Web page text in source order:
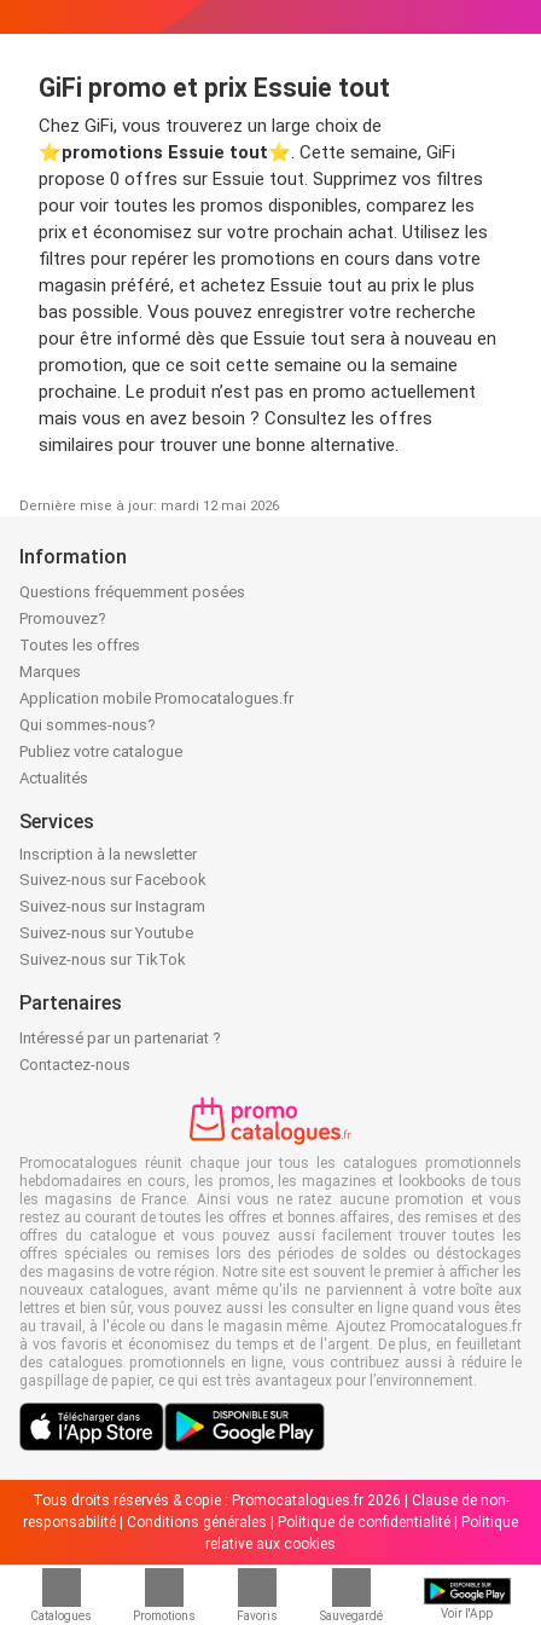
Catalogues Promotions Favoris Sauvegardé Voir l'App
GiFi promo et prix Essuie tout
Chez GiFi, vous trouverez un large choix de
⭐️promotions Essuie tout⭐️. Cette semaine, GiFi
propose 0 offres sur Essuie tout. Supprimez vos filtres
pour voir toutes les promos disponibles, comparez les
prix et économisez sur votre prochain achat. Utilisez les
filtres pour repérer les promotions en cours dans votre
magasin préféré, et achetez Essuie tout au prix le plus
bas possible. Vous pouvez enregistrer votre recherche
pour être informé dès que Essuie tout sera à nouveau en
promotion, que ce soit cette semaine ou la semaine
prochaine. Le produit n’est pas en promo actuellement
mais vous en avez besoin ? Consultez les offres
similaires pour trouver une bonne alternative.
Dernière mise à jour: mardi 12 mai 2026
Information
Questions fréquemment posées
Promouvez?
Toutes les offres
Marques
Application mobile Promocatalogues.fr
Qui sommes-nous?
Publiez votre catalogue
Actualités
Services
Inscription à la newsletter
Suivez-nous sur Facebook
Suivez-nous sur Instagram
Suivez-nous sur Youtube
Suivez-nous sur TikTok
Partenaires
Intéressé par un partenariat ?
Contactez-nous
Promocatalogues réunit chaque jour tous les catalogues promotionnels
hebdomadaires en cours, les promos, les magazines et lookbooks de tous
les magasins de France. Ainsi vous ne ratez aucune promotion et vous
restez au courant de toutes les offres et bonnes affaires, des remises et des
offres du catalogue et vous pouvez aussi facilement trouver toutes les
offres spéciales ou remises lors des périodes de soldes ou déstockages
des magasins de votre région. Notre site est souvent le premier à afficher les
nouveaux catalogues, avant même qu'ils ne parviennent à votre boîte aux
lettres et bien sûr, vous pouvez aussi les consulter en ligne quand vous êtes
au travail, à l'école ou dans le magasin même. Ajoutez Promocatalogues.fr
à vos favoris et économisez du temps et de l'argent. De plus, en feuilletant
des catalogues promotionnels en ligne, vous contribuez aussi à réduire le
gaspillage de papier, ce qui est très avantageux pour l’environnement.
Tous droits réservés & copie : Promocatalogues.fr 2026 | Clause de non-
responsabilité | Conditions générales | Politique de confidentialité | Politique
relative aux cookies